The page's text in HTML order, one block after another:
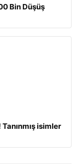
Bin Düşüş
isimler